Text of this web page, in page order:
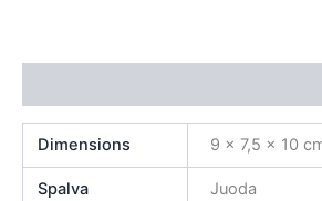
Dimensions 9 × 7,5 × 10
Spalva Juoda